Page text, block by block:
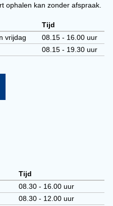
ophalen kan zonder afspraak.
Tijd
vrijdag
08.15 - 16.00 uur
08.15 - 19.30 uur
Tijd
08.30 - 16.00 uur
08.30 - 12.00 uur